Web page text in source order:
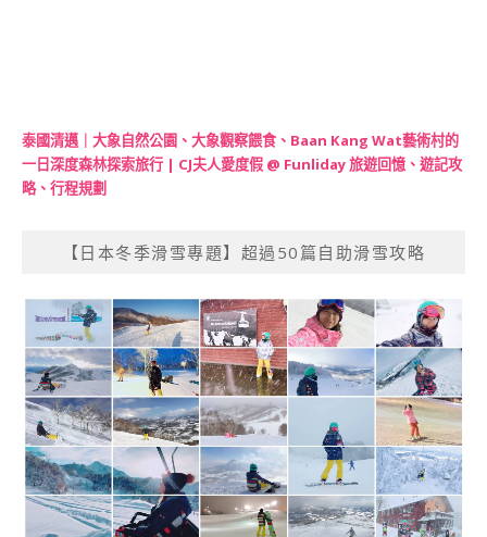
泰國清邁｜大象自然公園、大象觀察餵食、Baan Kang Wat藝術村的
一日深度森林探索旅行 | CJ夫人愛度假 @ Funliday 旅遊回憶、遊記攻
略、行程規劃
【日本冬季滑雪專題】超過50篇自助滑雪攻略